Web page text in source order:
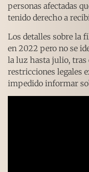
personas afectadas
tenido derecho a
Los detalles sobre la
en 2022 pero no se
la luz hasta julio, tras
restricciones legales
impedido informar